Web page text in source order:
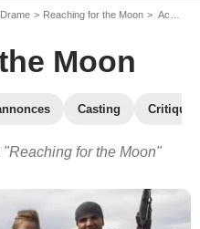
Reaching for the Moon Actualités Reaching for the Moon
Moon
Casting
for the Moon"